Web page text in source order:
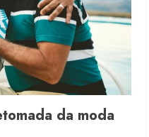
da moda